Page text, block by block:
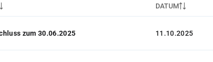
DATUM
zum 30.06.2025 11.10.2025